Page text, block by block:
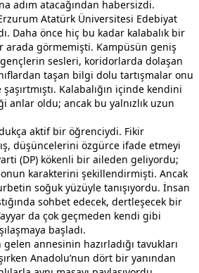
adım atacağından habersizdi.
Atatürk Üniversitesi Edebiyat
Daha önce hiç bu kadar kalabalık bir
görmemişti. Kampüsün geniş
sesleri, koridorlarda dolaşan
taşan bilgi dolu tartışmalar onu
Kalabalığın içinde kendini
anlar oldu; ancak bu yalnızlık uzun
aktif bir öğrenciydi. Fikir
düşüncelerini özgürce ifade etmeyi
(DP) kökenli bir aileden geliyordu;
karakterini şekillendirmişti. Ancak
soğuk yüzüyle tanışıyordu. İnsan
sohbet edecek, dertleşecek bir
da çok geçmeden kendi gibi
başladı.
annesinin hazırladığı tavukları
Anadolu’nun dört bir yanından